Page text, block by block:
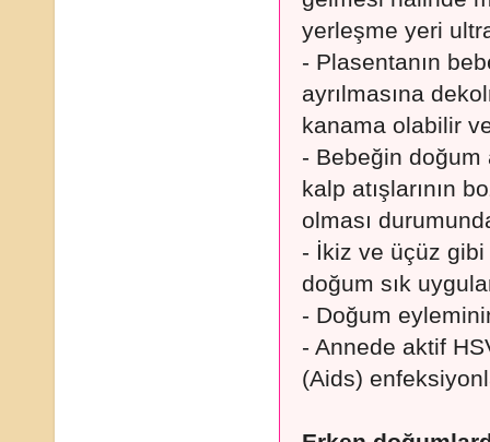
yerleşme yeri
- Plasentanın
ayrılmasına
kanama olabilir
- Bebeğin doğum
kalp atışlarının
olması
- İkiz ve üçüz
doğum sık
- Doğum
- Annede aktif
(Aids)